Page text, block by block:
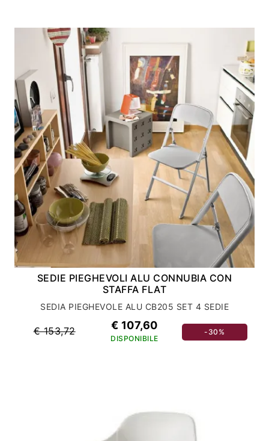
SEDIE PIEGHEVOLI ALU CONNUBIA CON
STAFFA FLAT
SEDIA PIEGHEVOLE ALU CB205 SET 4 SEDIE
€ 153,72 € 107,60
DISPONIBILE
-30%